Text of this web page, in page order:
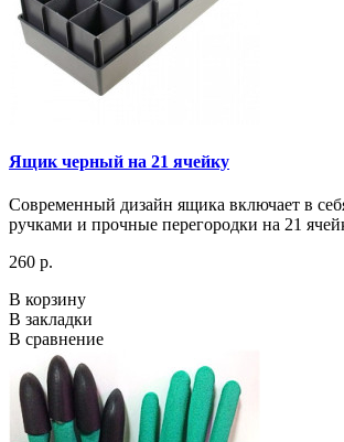
Ящик черный на 21 ячейку
Современный дизайн ящика включает в
ручками и прочные перегородки на 21
260 р.
В корзину
В закладки
В сравнение